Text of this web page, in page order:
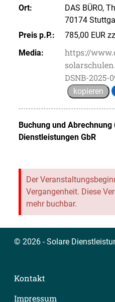
Ort:
DAS BÜRO,
70174
Preis p.P.:
785,00 EUR
Media:
https://
DSNB-2025-
kopieren
Buchung und Abrechnung
Dienstleistungen GbR
Der
Vergangenheit. Diese
mehr buchbar.
© 2026 - Solare
Kontakt
Impressum